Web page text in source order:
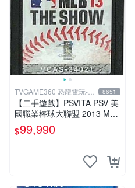
TVGAME360 恐龍電玩-台
中店
8651
【二手遊戲】PSVITA PSV 美
國職業棒球大聯盟 2013 MLB
THE SHOW 13 英文版 裸裝
台中
$99,990